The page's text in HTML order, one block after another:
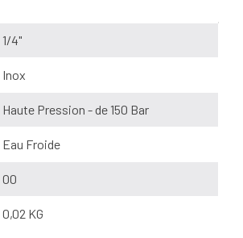
1/4"
Inox
Haute Pression - de 150 Bar
Eau Froide
00
0,02 KG